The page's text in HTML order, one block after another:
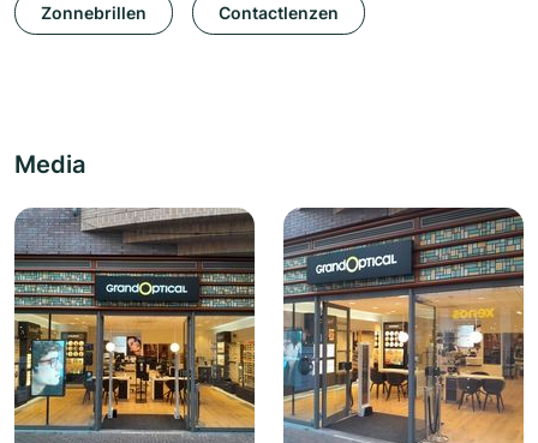
Zonnebrillen Contactlenzen
Media